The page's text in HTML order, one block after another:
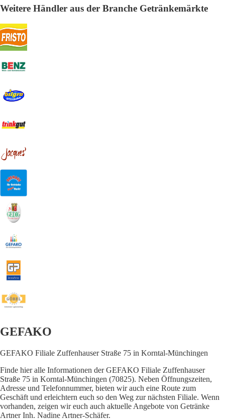
Weitere Händler aus der Branche Getränkemärkte
GEFAKO
GEFAKO Filiale Zuffenhauser Straße 75 in Korntal-Münchingen
Finde hier alle Informationen der GEFAKO Filiale Zuffenhauser
Straße 75 in Korntal-Münchingen (70825). Neben Öffnungszeiten,
Adresse und Telefonnummer, bieten wir auch eine Route zum
Geschäft und erleichtern euch so den Weg zur nächsten Filiale. Wenn
vorhanden, zeigen wir euch auch aktuelle Angebote von Getränke
Artner Inh. Nadine Artner-Schäfer.